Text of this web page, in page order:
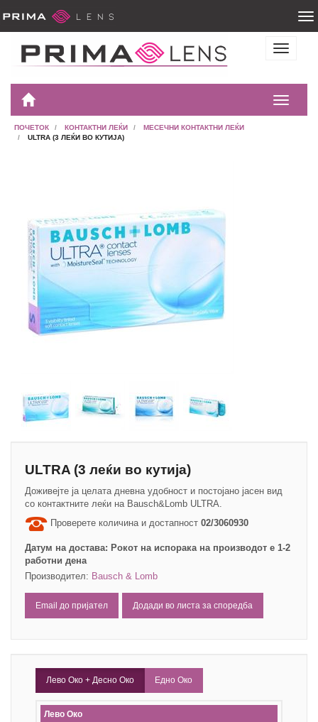
ПОЧЕТОК КОНТАКТНИ ЛЕЌИ
МЕСЕЧНИ КОНТАКТНИ ЛЕЌИ
ULTRA (3 ЛЕЌИ ВО КУТИЈА)
ULTRA (3 леќи во кутија)
Доживејте ја целата дневна удобност и постојано јасен вид
со контактнитe леќи на Bausch&Lomb ULTRA.
Проверете количина и достапност 02/3060930
Датум на достава: Рокот на испорака на производот е 1-2
работни дена
Производител: Bausch & Lomb
Лево Око + Десно Око Едно Око
Лево Око